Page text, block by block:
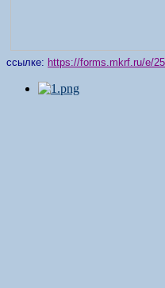
ссылке: https://forms.mkrf.ru/e/